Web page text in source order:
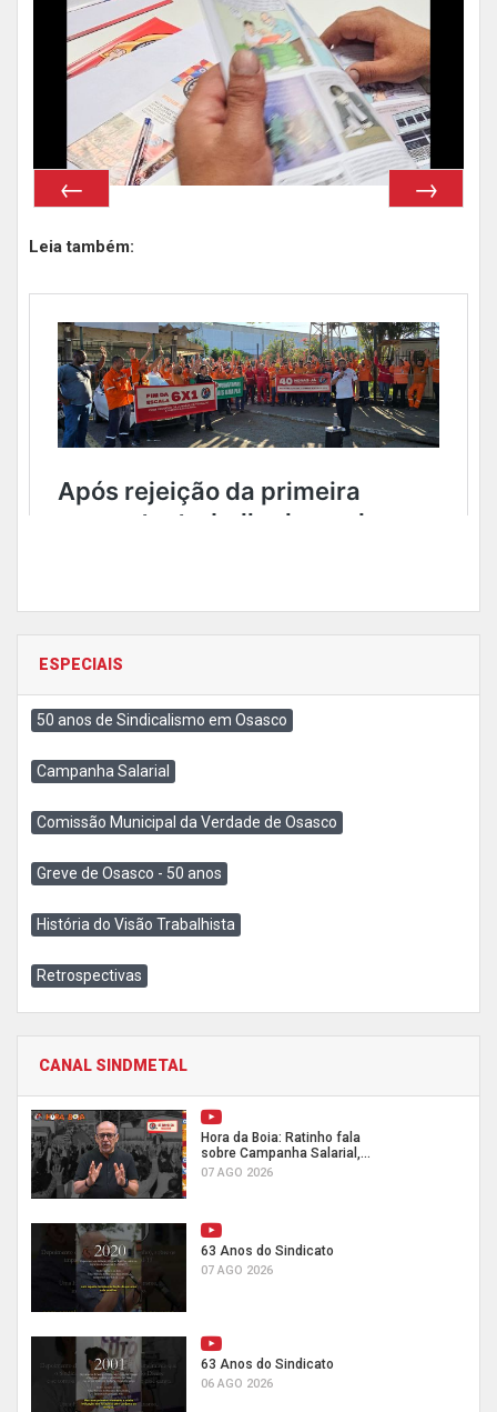
Leia também:
ESPECIAIS
50 anos de Sindicalismo em Osasco
Campanha Salarial
Comissão Municipal da Verdade de Osasco
Greve de Osasco - 50 anos
História do Visão Trabalhista
Retrospectivas
CANAL SINDMETAL
Hora da Boia: Ratinho fala
sobre Campanha Salarial,...
07 AGO 2026
63 Anos do Sindicato
07 AGO 2026
63 Anos do Sindicato
06 AGO 2026